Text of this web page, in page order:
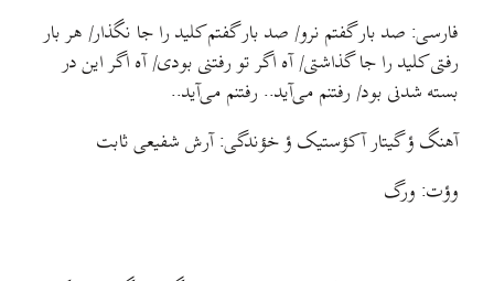
فارسی: صد بار گفتم نرو/ صد بار گفتم کلید را جا نگذار/ هر بار
رفتی کلید را جا گذاشتی/ آه اگر تو رفتنی بودی/ آه اگر این در
بسته شدنی بود/ رفتنم می‌آید.. رفتنم می‌آید..
آهنگ ؤ گیتار آکؤستیک ؤ خؤندگی: آرش شفیعی ثابت
وؤت: ورگ